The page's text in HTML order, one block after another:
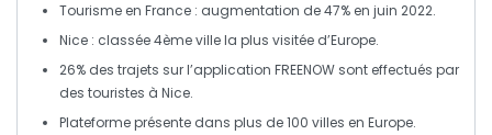
Tourisme en France : augmentation de 47% en juin 2022.
Nice : classée 4ème ville la plus visitée d’Europe.
26% des trajets sur l’application FREENOW sont effectués par
des touristes à Nice.
Plateformeprésente dans plus de 100 villes en Europe.